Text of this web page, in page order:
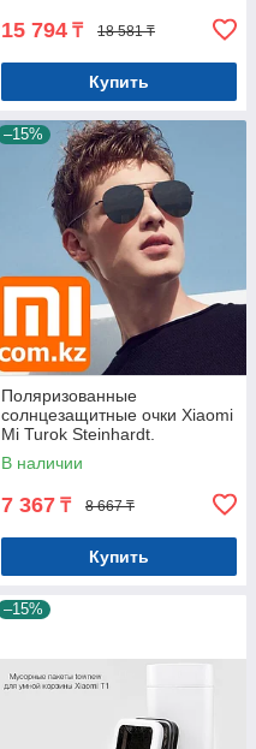
15 794 ₸ 18 581 ₸
Купить
–15%
Поляризованные
солнцезащитные очки Xiaomi
Mi Turok Steinhardt.
Нейлоновые. Оригинал.
Арт.5481
В наличии
7 367 ₸ 8 667 ₸
Купить
–15%